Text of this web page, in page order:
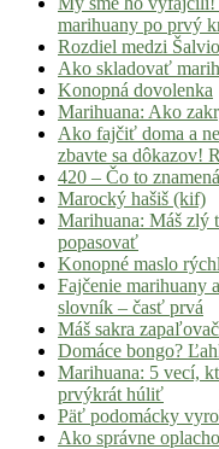
marihuany po prvý
Rozdiel medzi
Ako skladovať
Konopná dovolenka
Marihuana: Ako
Ako fajčiť doma a
zbavte sa dôkazov!
420 – Čo to
Marocký hašiš (kif)
Marihuana: Máš zlý
popasovať
Konopné maslo
Fajčenie marihuany
slovník – časť prvá
Máš sakra
Domáce bongo?
Marihuana: 5 vecí,
prvýkrát húliť
Päť podomácky
Ako správne